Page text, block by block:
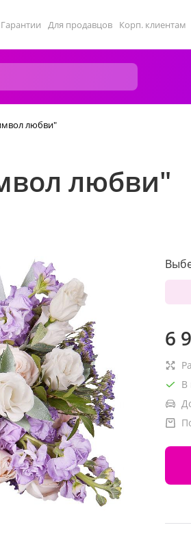
Гарантии Для продавцов Корп. клиентам
любви"
любви"
6
В